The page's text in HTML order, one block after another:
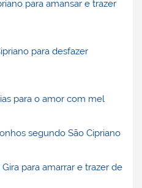
para amansar e trazer
para desfazer
para o amor com mel
segundo São Cipriano
para amarrar e trazer de